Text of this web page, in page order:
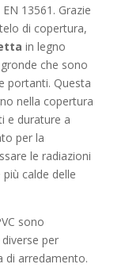
13561. Grazie
di copertura,
in legno
che sono
portanti. Questa
nella copertura
e durature a
per la
le radiazioni
calde delle
sono
per
di arredamento.